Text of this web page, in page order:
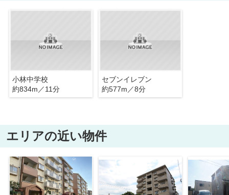
小林中学校
約834m／11分
セブンイレブン
約577m／8分
エリアの近い物件